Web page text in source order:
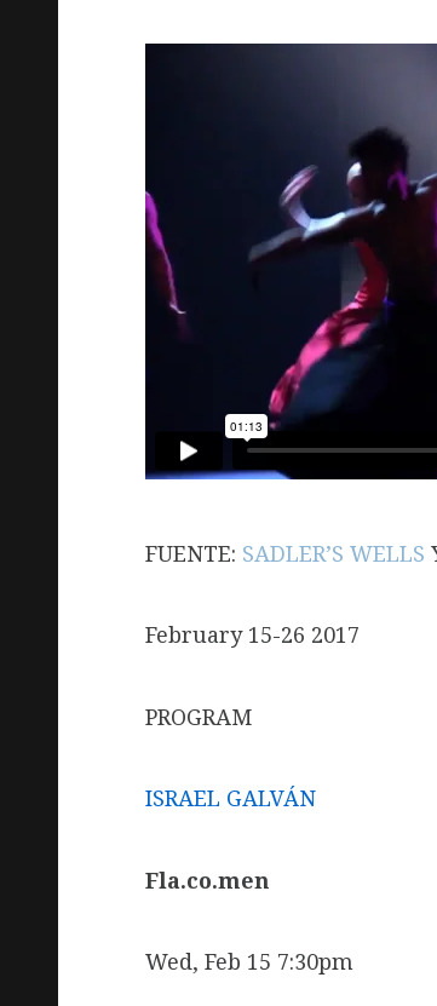
FUENTE: SADLER’S WELLS
February 15-26 2017
PROGRAM
ISRAEL GALVÁN
Fla.co.men
Wed, Feb 15 7:30pm